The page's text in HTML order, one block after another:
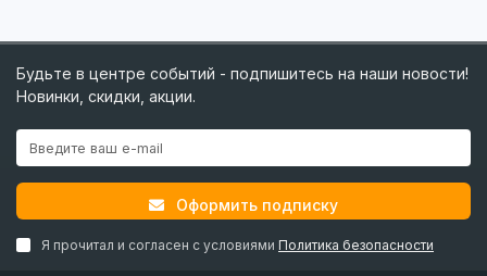
Будьте в центре событий - подпишитесь на наши новости!
Новинки, скидки, акции.
Оформить подписку
Я прочитал и согласен с условиями Политика безопасности